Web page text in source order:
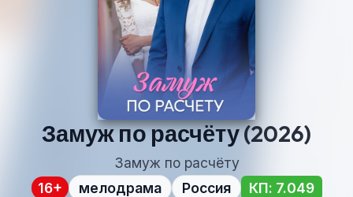
Замуж по расчёту(2026)
Замуж по расчёту
16+
мелодрама Россия КП: 7.049